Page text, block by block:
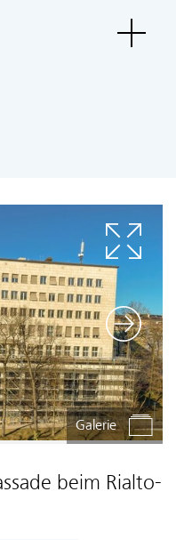
Galerie
beim Rialto-